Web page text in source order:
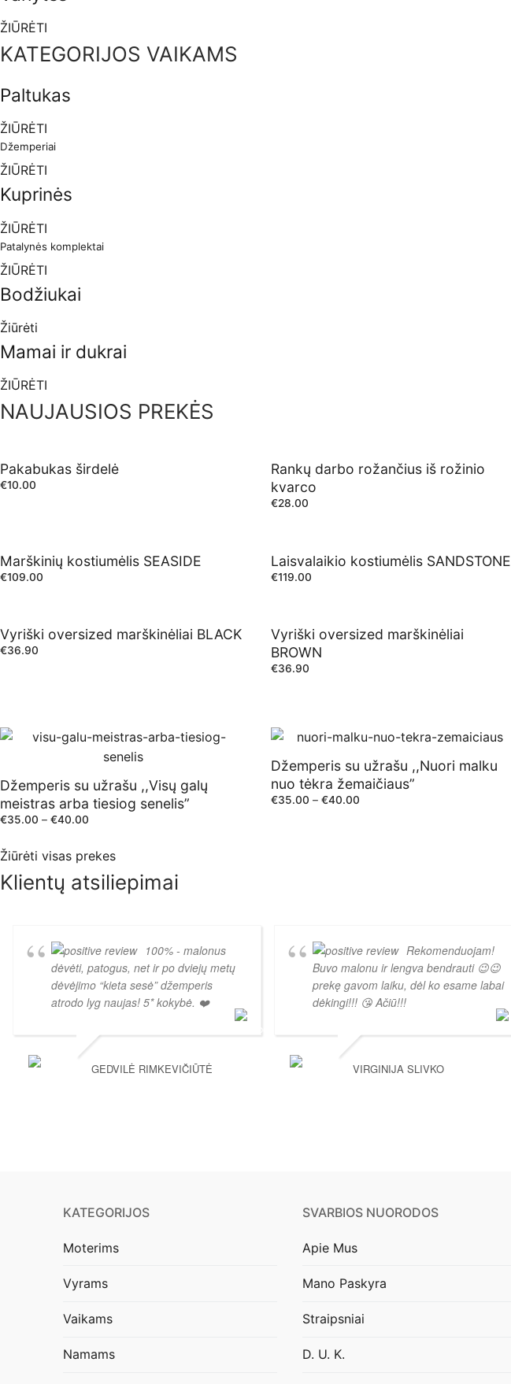
ŽIŪRĖTI
KATEGORIJOS VAIKAMS
Paltukas
ŽIŪRĖTI
Džemperiai
ŽIŪRĖTI
Kuprinės
ŽIŪRĖTI
Patalynės komplektai
ŽIŪRĖTI
Bodžiukai
Žiūrėti
Mamai ir dukrai
ŽIŪRĖTI
NAUJAUSIOS PREKĖS
Pakabukas širdelė
€10.00
Rankų darbo rožančius iš rožinio
kvarco
€28.00
Marškinių kostiumėlis SEASIDE
€109.00
Laisvalaikio kostiumėlis SANDSTONE
€119.00
Vyriški oversized marškinėliai BLACK
€36.90
Vyriški oversized marškinėliai
BROWN
€36.90
Džemperis su užrašu ,,Visų galų
meistras arba tiesiog senelis”
€35.00 – €40.00
Džemperis su užrašu ,,Nuori malku
nuo tėkra žemaičiaus”
€35.00 – €40.00
Žiūrėti visas prekes
Klientų atsiliepimai
100% - malonus
dėvėti, patogus, net ir po dviejų metų
dėvėjimo “kieta sesė” džemperis
atrodo lyg naujas! 5* kokybė. ❤️
GEDVILĖ RIMKEVIČIŪTĖ
Rekomenduojam!
Buvo malonu ir lengva bendrauti 😉😉
prekę gavom laiku, dėl ko esame labai
dėkingi!!! 😘 Ačiū!!!
VIRGINIJA SLIVKO
KATEGORIJOS
Moterims
Vyrams
Vaikams
Namams
SVARBIOS NUORODOS
Apie Mus
Mano Paskyra
Straipsniai
D. U. K.